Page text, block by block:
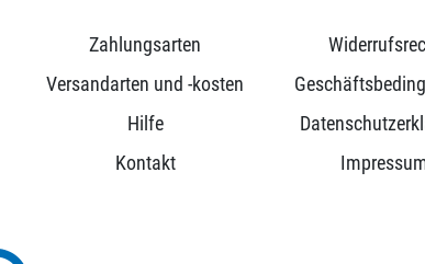
Zahlungsarten
Versandarten und -kosten
Hilfe
Kontakt